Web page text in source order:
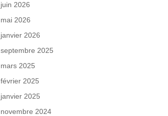
juin 2026
mai 2026
janvier 2026
septembre 2025
mars 2025
février 2025
janvier 2025
novembre 2024